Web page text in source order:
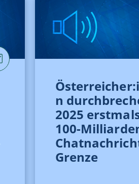
n
2025
100-
Grenze